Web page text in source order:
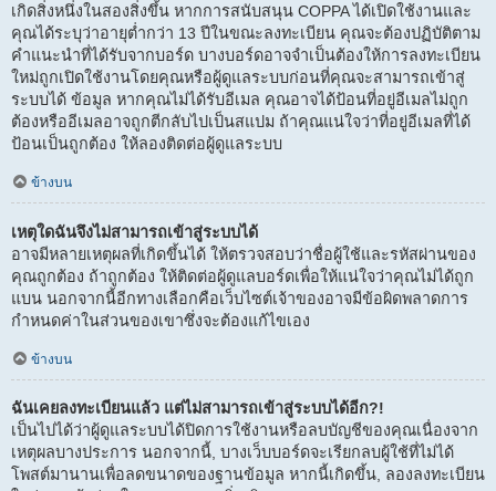
เกิดสิ่งหนึ่งในสองสิ่งขึ้น หากการสนับสนุน COPPA ได้เปิดใช้งานและ
คุณได้ระบุว่าอายุต่ำกว่า 13 ปีในขณะลงทะเบียน คุณจะต้องปฏิบัติตาม
คำแนะนำที่ได้รับจากบอร์ด บางบอร์ดอาจจำเป็นต้องให้การลงทะเบียน
ใหม่ถูกเปิดใช้งานโดยคุณหรือผู้ดูแลระบบก่อนที่คุณจะสามารถเข้าสู่
ระบบได้ ข้อมูล หากคุณไม่ได้รับอีเมล คุณอาจได้ป้อนที่อยู่อีเมลไม่ถูก
ต้องหรืออีเมลอาจถูกตีกลับไปเป็นสแปม ถ้าคุณแน่ใจว่าที่อยู่อีเมลที่ได้
ป้อนเป็นถูกต้อง ให้ลองติดต่อผู้ดูแลระบบ
ข้างบน
เหตุใดฉันจึงไม่สามารถเข้าสู่ระบบได้
อาจมีหลายเหตุผลที่เกิดขึ้นได้ ให้ตรวจสอบว่าชื่อผู้ใช้และรหัสผ่านของ
คุณถูกต้อง ถ้าถูกต้อง ให้ติดต่อผู้ดูแลบอร์ดเพื่อให้แน่ใจว่าคุณไม่ได้ถูก
แบน นอกจากนี้อีกทางเลือกคือเว็บไซต์เจ้าของอาจมีข้อผิดพลาดการ
กำหนดค่าในส่วนของเขาซึ่งจะต้องแก้ไขเอง
ข้างบน
ฉันเคยลงทะเบียนแล้ว แต่ไม่สามารถเข้าสู่ระบบได้อีก?!
เป็นไปได้ว่าผู้ดูแลระบบได้ปิดการใช้งานหรือลบบัญชีของคุณเนื่องจาก
เหตุผลบางประการ นอกจากนี้, บางเว็บบอร์ดจะเรียกลบผู้ใช้ที่ไม่ได้
โพสต์มานานเพื่อลดขนาดของฐานข้อมูล หากนี้เกิดขึ้น, ลองลงทะเบียน